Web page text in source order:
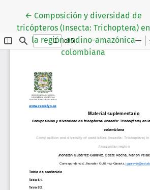
← Volver a los detalles del artículo
Composición y diversidad de
tricópteros (Insecta: Trichoptera) en
la región andino-amazónica
colombiana